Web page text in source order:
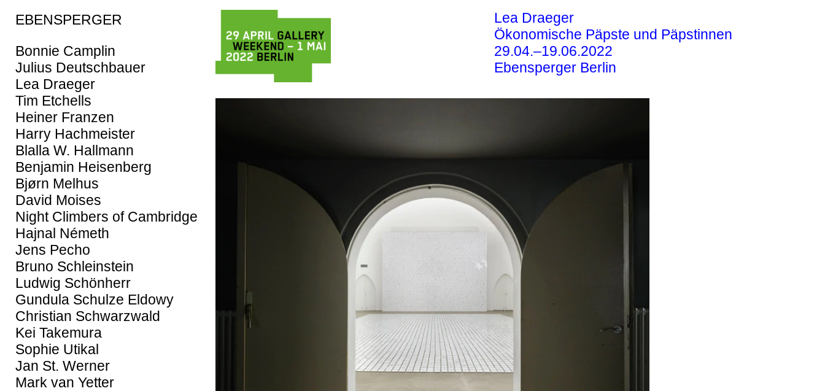
EBENSPERGER
Bonnie Camplin
Julius Deutschbauer
Lea Draeger
Tim Etchells
Heiner Franzen
Harry Hachmeister
Blalla W. Hallmann
Benjamin Heisenberg
Bjørn Melhus
David Moises
Night Climbers of Cambridge
Hajnal Németh
Jens Pecho
Bruno Schleinstein
Ludwig Schönherr
Gundula Schulze Eldowy
Christian Schwarzwald
Kei Takemura
Sophie Utikal
Jan St. Werner
Mark van Yetter
Lea Draeger
Ökonomische Päpste und Päpstinnen
29.04.–19.06.2022
Ebensperger Berlin